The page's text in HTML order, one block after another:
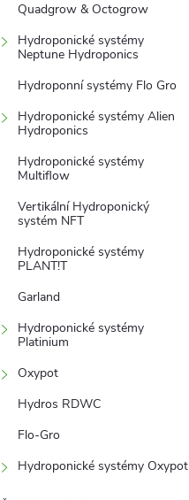
Quadgrow & Octogrow
Hydroponické systémy
Neptune Hydroponics
Hydroponní systémy Flo Gro
Hydroponické systémy Alien
Hydroponics
Hydroponické systémy
Multiflow
Vertikální Hydroponický
systém NFT
Hydroponické systémy
PLANT!T
Garland
Hydroponické systémy
Platinium
Oxypot
Hydros RDWC
Flo-Gro
Hydroponické systémy Oxypot